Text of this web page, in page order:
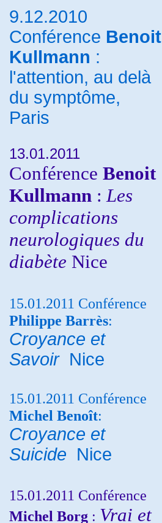
9.12.2010
Conférence Benoit
Kullmann :
l'attention, au delà
du symptôme,
Paris
13.01.2011
Conférence Benoit
Kullmann : Les
complications
neurologiques du
diabète Nice
15.01.2011 Conférence
Philippe Barrès:
Croyance et
Savoir Nice
15.01.2011 Conférence
Michel Benoît:
Croyance et
Suicide Nice
15.01.2011 Conférence
Michel Borg : Vrai et